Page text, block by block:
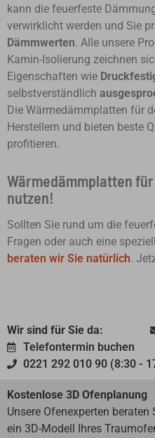
kann die feuerfeste
verwirklicht werden und Sie
Dämmwerten. Alle unsere
Kamin-Isolierung zeichnen
Eigenschaften wie
selbstverständlich
Die Wärmedämmplatten für
Herstellern und bieten beste
profitieren.
Wärmedämmplatten
nutzen!
Sollten Sie rund um die
Fragen oder auch eine
beraten wir Sie natürlich.
Wir sind für Sie da:
Telefontermin buchen
0221 292 010 90 (8:30 -
Kostenlose 3D Ofenplanung
Unsere Ofenexperten
ein 3D-Modell Ihres